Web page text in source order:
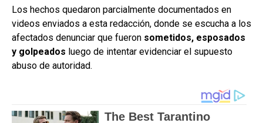
Los hechos quedaron parcialmente documentados en
videos enviados a esta redacción, donde se escucha a los
afectados denunciar que fueron sometidos, esposados
y golpeados luego de intentar evidenciar el supuesto
abuso de autoridad.